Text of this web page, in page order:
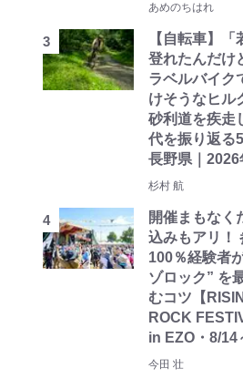
あめのちはれ
【自転車】「
登れたんだ
ラベルバイク
けそうなヒル
砂利道を疾走
代を振り返
長野県｜2026
杉村 航
開催まもなく
込みもアリ！
100％経験者
ゾロック” を
むコツ【
ROCK
in EZO・8/14
今田 壮